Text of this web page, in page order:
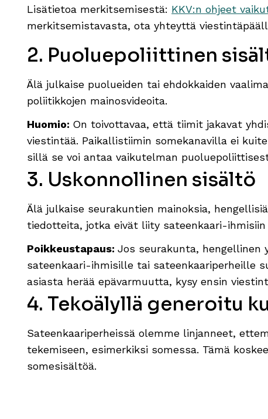
Lisätietoa merkitsemisestä: KKV:n ohjeet
merkitsemistavasta, ota yhteyttä
2. Puoluepoliittinen
Älä julkaise puolueiden tai ehdokkaiden
poliitikkojen mainosvideoita.
Huomio: On toivottavaa, että tiimit jakavat
viestintää. Paikallistiimin somekanavilla ei
sillä se voi antaa vaikutelman
3. Uskonnollinen sisältö
Älä julkaise seurakuntien mainoksia,
tiedotteita, jotka eivät liity sateenkaari-ihmisiin
Poikkeustapaus:Jos seurakunta, hengellinen
sateenkaari-ihmisille tai sateenkaariperheille
asiasta herää epävarmuutta, kysy ensin
4. Tekoälyllä generoitu
Sateenkaariperheissä olemme linjanneet,
tekemiseen, esimerkiksi somessa. Tämä
somesisältöä.